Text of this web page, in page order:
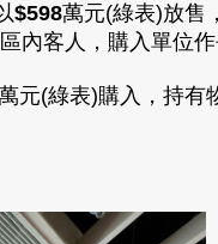
$598萬元(綠表)放售
區內客人，購入單位
元(綠表)購入， 持有